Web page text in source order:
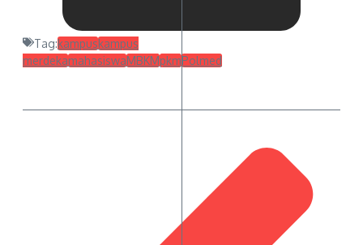
Tag:kampuskampus
merdekamahasiswaMBKMpkmPolmed